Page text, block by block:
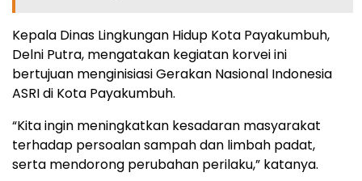
Kepala Dinas Lingkungan Hidup Kota Payakumbuh,
Delni Putra, mengatakan kegiatan korvei ini
bertujuan menginisiasi Gerakan Nasional Indonesia
ASRI di Kota Payakumbuh.
“Kita ingin meningkatkan kesadaran masyarakat
terhadap persoalan sampah dan limbah padat,
serta mendorong perubahan perilaku,” katanya.